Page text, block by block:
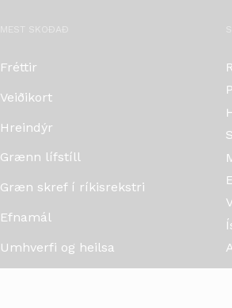
MEST SKOÐAÐ
Fréttir
Veiðikort
Hreindýr
Grænn lífstíll
Græn skref í ríkisrekstri
Efnamál
Umhverfi og heilsa